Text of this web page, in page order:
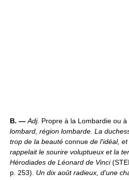
B. —Adj. Propre à la Lombardie ou à
lombard, région lombarde. La
trop de la beauté connue de l'idéal,
rappelait le sourire voluptueux et la
Hérodiades de Léonard de Vinci
p. 253). Un dix août radieux, d'une